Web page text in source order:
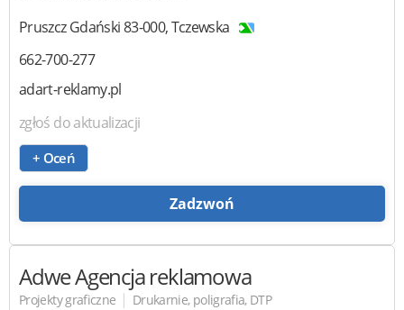
Pruszcz Gdański83-000,Tczewska
662-700-277
adart-reklamy.pl
zgłoś do aktualizacji
+ Oceń
Zadzwoń
AdweAgencja reklamowa
Projekty graficzne | Drukarnie, poligrafia, DTP